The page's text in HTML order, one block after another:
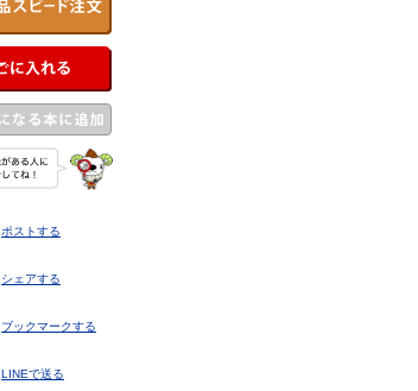
ポストする
シェアする
ブックマークする
LINEで送る